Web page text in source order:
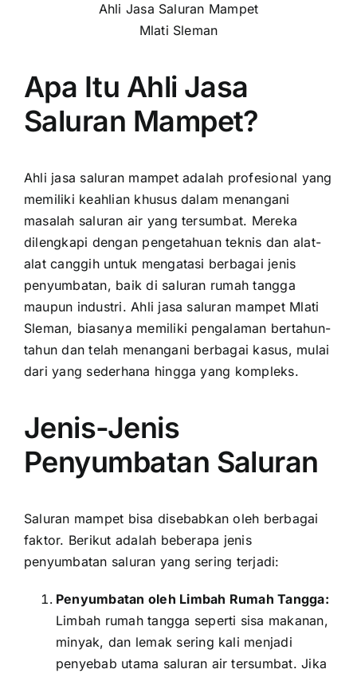
Ahli Jasa Saluran Mampet
Mlati Sleman
Apa Itu Ahli Jasa
Saluran Mampet?
Ahli jasa saluran mampet adalah profesional yang
memiliki keahlian khusus dalam menangani
masalah saluran air yang tersumbat. Mereka
dilengkapi dengan pengetahuan teknis dan alat-
alat canggih untuk mengatasi berbagai jenis
penyumbatan, baik di saluran rumah tangga
maupun industri. Ahli jasa saluran mampet Mlati
Sleman, biasanya memiliki pengalaman bertahun-
tahun dan telah menangani berbagai kasus, mulai
dari yang sederhana hingga yang kompleks.
Jenis-Jenis
Penyumbatan Saluran
Saluran mampet bisa disebabkan oleh berbagai
faktor. Berikut adalah beberapa jenis
penyumbatan saluran yang sering terjadi:
Penyumbatan oleh Limbah Rumah Tangga:
Limbah rumah tangga seperti sisa makanan,
minyak, dan lemak sering kali menjadi
penyebab utama saluran air tersumbat. Jika